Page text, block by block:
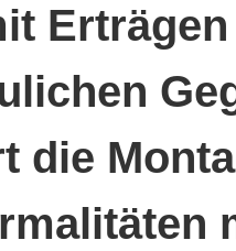
die